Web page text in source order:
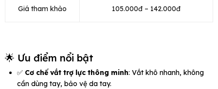
Giá tham khảo 105.000đ – 142.000đ
🌟 Ưu điểm nổi bật
✅ Cơ chế vắt trợ lực thông minh: Vắt khô nhanh, không
cần dùng tay, bảo vệ da tay.